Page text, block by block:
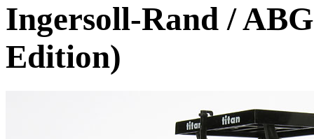
Ingersoll-Rand /
Edition)